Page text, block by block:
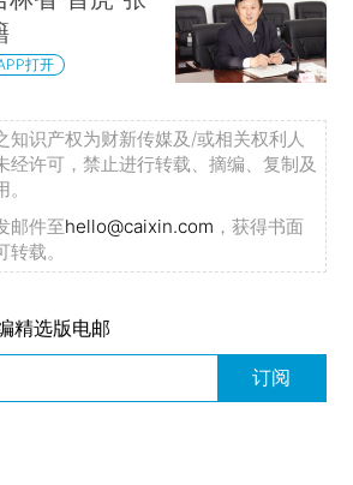
打开
知识产权为财新传媒及/或相关权利人
经许可，禁止进行转载、摘编、复制及
邮件至hello@caixin.com ，获得书面
载。
精选版电邮
订阅